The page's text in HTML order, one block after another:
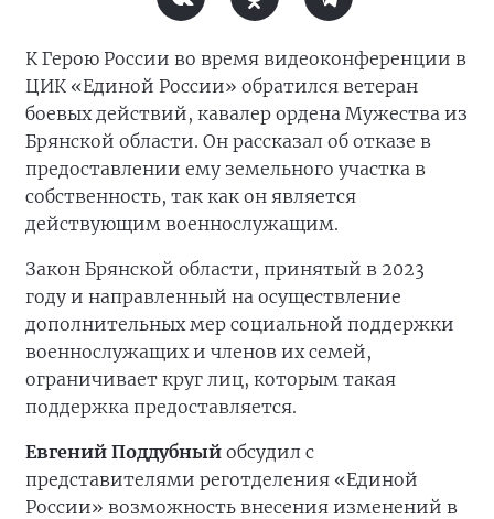
К Герою России во время видеоконференции в
ЦИК «Единой России» обратился ветеран
боевых действий, кавалер ордена Мужества из
Брянской области. Он рассказал об отказе в
предоставлении ему земельного участка в
собственность, так как он является
действующим военнослужащим.
Закон Брянской области, принятый в 2023
году и направленный на осуществление
дополнительных мер социальной поддержки
военнослужащих и членов их семей,
ограничивает круг лиц, которым такая
поддержка предоставляется.
Евгений Поддубный обсудил с
представителями реготделения «Единой
России» возможность внесения изменений в